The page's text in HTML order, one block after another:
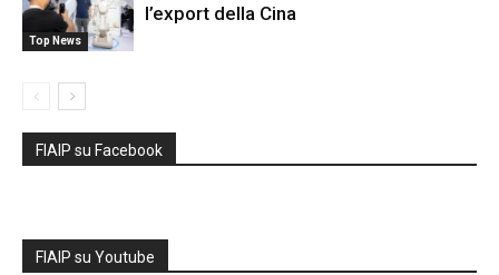
Top News
l’export della Cina
FIAIP su Facebook
FIAIP su Youtube